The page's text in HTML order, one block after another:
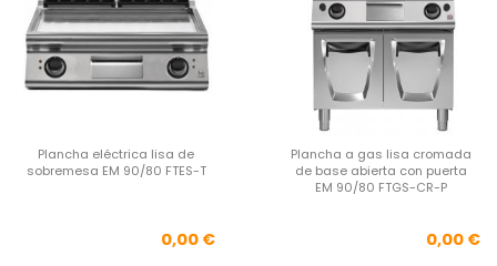
Plancha eléctrica lisa de
sobremesa EM 90/80 FTES-T
Precio
0,00 €
Plancha a gas lisa cromada
de base abierta con puerta
EM 90/80 FTGS-CR-P
0,00 €